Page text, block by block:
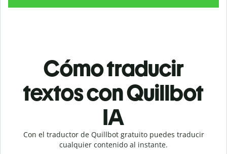
Cómo traducir
textos con Quillbot
IA
Con el traductor de Quillbot gratuito puedes traducir
cualquier contenido al instante.